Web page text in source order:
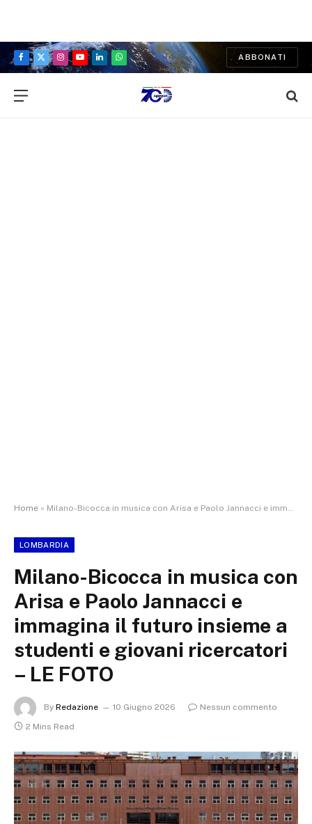
Facebook
X
Instagram
YouTubeLinkedInWhatsApp
ABBONATI
Home » Milano-Bicocca in musica con Arisa e Paolo Jannacci e immagina il futuro insieme a studenti e giovani ricercatori – LE FOTO
LOMBARDIA
Milano-Bicocca in musica con
Arisa e Paolo Jannacci e
immagina il futuro insieme a
studenti e giovani ricercatori
– LE FOTO
By Redazione 10 Giugno 2026
Nessun commento
2 Mins Read